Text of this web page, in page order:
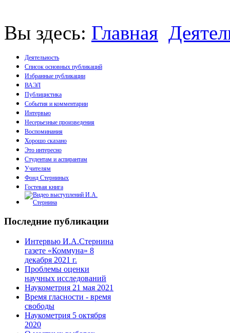
Вы здесь: Главная
Деятельность
Список основных публикаций
Монографии
Брошюры
Статьи
Избранные публикации
ВАЭЛ
Публицистика
События и комментарии
Интервью
Несерьезные произведения
Воспоминания
Хорошо сказано
Это интересно
Студентам и аспирантам
Учителям
Фонд Стерниных
Гостевая книга
Последние публикации
Интервью И.А.Стернина
газете «Коммуна» 8
декабря 2021 г.
Проблемы оценки
научных исследований
Наукометрия 21 мая 2021
Время гласности - время
свободы
Наукометрия 5 октября
2020